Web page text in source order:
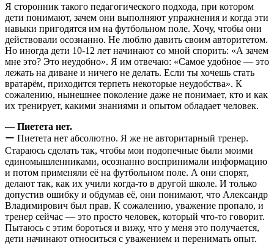
Я сторонник такого педагогического подхода, при котором
дети понимают, зачем они выполняют упражнения и когда эти
навыки пригодятся им на футбольном поле. Хочу, чтобы они
действовали осознанно. Не люблю давить своим авторитетом.
Но иногда дети 10-12 лет начинают со мной спорить: «А зачем
мне это? Это неудобно». Я им отвечаю: «Самое удобное — это
лежать на диване и ничего не делать. Если ты хочешь стать
вратарём, приходится терпеть некоторые неудобства». К
сожалению, нынешнее поколение даже не понимает, кто и как
их тренирует, какими знаниями и опытом обладает человек.
— Пиетета нет.
ー Пиетета нет абсолютно. Я же не авторитарный тренер.
Стараюсь сделать так, чтобы мои подопечные были моими
единомышленниками, осознанно воспринимали информацию
и потом применяли её на футбольном поле. А они спорят,
делают так, как их учили когда-то в другой школе. И только
допустив ошибку и обдумав её, они понимают, что Александр
Владимирович был прав. К сожалению, уважение пропало, и
тренер сейчас — это просто человек, который что-то говорит.
Пытаюсь с этим бороться и вижу, что у меня это получается,
дети начинают относиться с уважением и перенимать опыт.